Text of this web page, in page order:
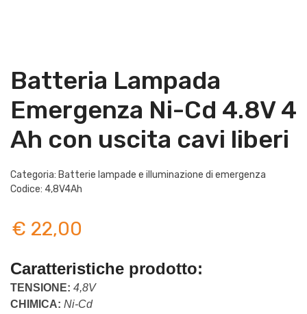
Batteria Lampada
Emergenza Ni-Cd 4.8V 4
Ah con uscita cavi liberi
Categoria: Batterie lampade e illuminazione di emergenza
Codice: 4,8V4Ah
€ 22,00
Caratteristiche prodotto:
TENSIONE: 4,8V
CHIMICA: Ni-Cd